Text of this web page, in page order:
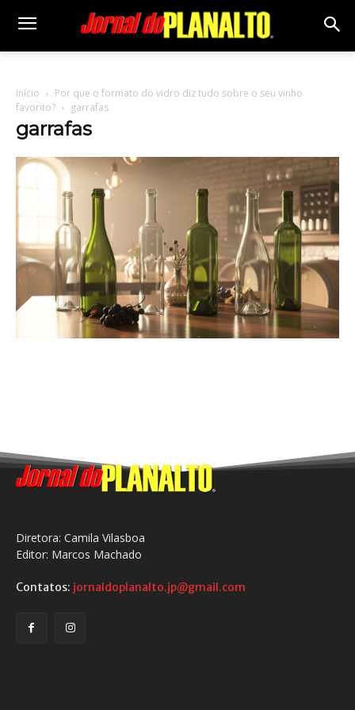
Início
Por que o formato do vidro diz tudo sobre o seu vinho
favorito?
garrafas
garrafas
Diretora: Camila Vilasboa
Editor: Marcos Machado
Contatos: jornaldoplanalto.jp@gmail.com